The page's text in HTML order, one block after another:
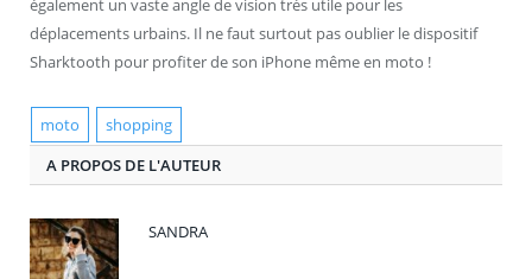
également un vaste angle de vision très utile pour les
déplacements urbains. Il ne faut surtout pas oublier le dispositif
Sharktooth pour profiter de son iPhone même en moto !
moto
shopping
A PROPOS DE L'AUTEUR
SANDRA